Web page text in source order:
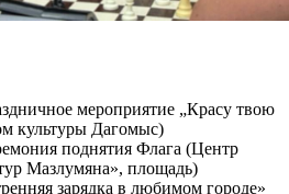
мероприятие „Красу твою
культуры Дагомыс)
поднятия Флага (Центр
Мазлумяна», площадь)
зарядка в любимом городе»